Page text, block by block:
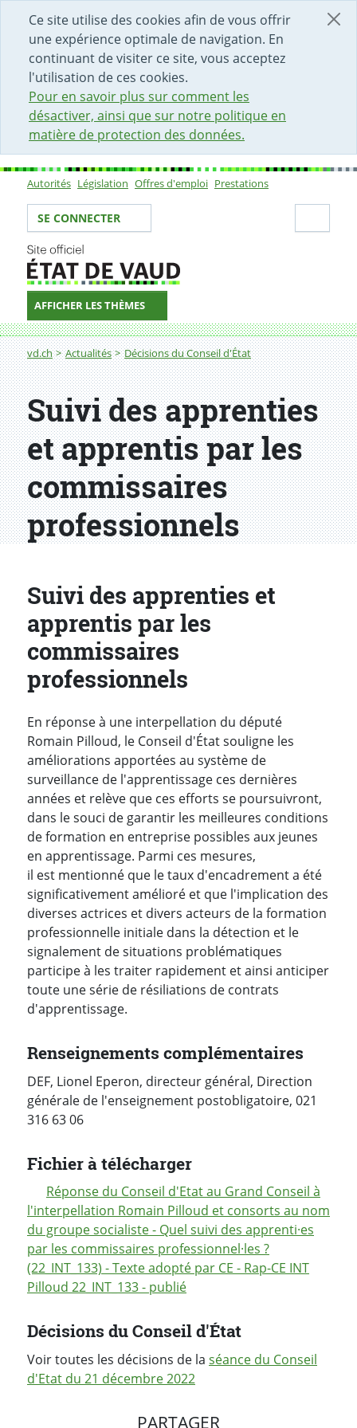
Ce site utilise des cookies afin de vous offrir
une expérience optimale de navigation. En
continuant de visiter ce site, vous acceptez
l'utilisation de ces cookies.
Pour en savoir plus sur comment les
désactiver, ainsi que sur notre politique en
matière de protection des données.
DÉBUT DU CONTENU DE LA PAGE
ACCÈS AU CHAMP DE RECHERCHE
PAGE D'ACCUEIL
FORMULAIRE DE CONTACT
Sous-navigation
Autorités Législation Offres d'emploi Prestations
Votre identité
SE CONNECTER
AFFICHER LES THÈMES
Fil d'Ariane
vd.ch Actualités Décisions du Conseil d'État
Décision
Suivi des apprenties
et apprentis par les
commissaires
professionnels
Suivi des apprenties et
apprentis par les
commissaires
professionnels
En réponse à une interpellation du député
Romain Pilloud, le Conseil d'État souligne les
améliorations apportées au système de
surveillance de l'apprentissage ces dernières
années et relève que ces efforts se poursuivront,
dans le souci de garantir les meilleures conditions
de formation en entreprise possibles aux jeunes
en apprentissage. Parmi ces mesures,
il est mentionné que le taux d'encadrement a été
significativement amélioré et que l'implication des
diverses actrices et divers acteurs de la formation
professionnelle initiale dans la détection et le
signalement de situations problématiques
participe à les traiter rapidement et ainsi anticiper
toute une série de résiliations de contrats
d'apprentissage.
Renseignements complémentaires
DEF, Lionel Eperon, directeur général, Direction
générale de l'enseignement postobligatoire, 021
316 63 06
Fichier à télécharger
Réponse du Conseil d'Etat au Grand Conseil à
l'interpellation Romain Pilloud et consorts au nom
du groupe socialiste - Quel suivi des apprenti·es
par les commissaires professionnel·les ?
(22_INT_133) - Texte adopté par CE - Rap-CE INT
Pilloud 22_INT_133 - publié
Décisions du Conseil d'État
Voir toutes les décisions de la séance du Conseil
d'Etat du 21 décembre 2022
PARTAGER